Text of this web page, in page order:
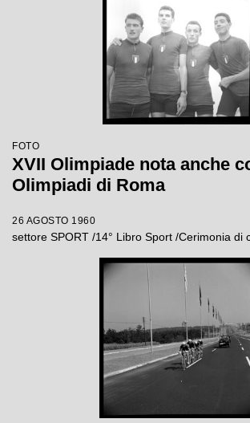
FOTO
XVII Olimpiade nota anche
Olimpiadi di Roma
26 AGOSTO 1960
settore SPORT /14° Libro Sport /Cerimonia di